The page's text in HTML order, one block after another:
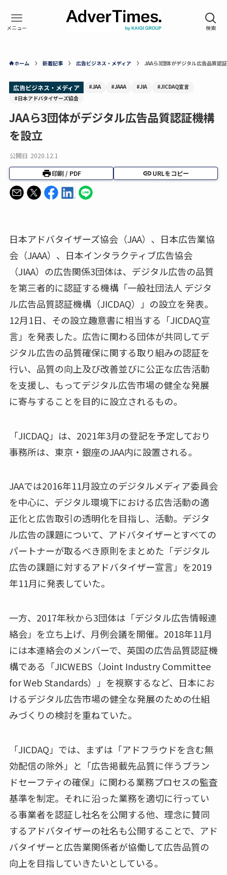
ホーム 新着記事 広告ビジネス・メディア JAAら3団体がデジタル広告品質認
広告ビジネス・メディア #JAA #JAAA #JIA
#JICDAQ宣言
#日本アドバタイザーズ協会
JAAら3団体がデジタル広告品質認証機構
を設立
公開日 2020.12.1
印刷 / PDF URLをコピー
日本アドバタイザーズ協会（JAA）、日本広告業協
会（JAAA）、日本インタラクティブ広告協会
（JIAA）の広告関係3団体は、デジタル広告の品質
を第三者的に認証する機構「一般社団法人 デジタ
ル広告品質認証機構（JICDAQ）」の設立を発表。
12月1日、その設立趣意書に相当する「JICDAQ宣
言」を発表した。広告に関わる団体が共同してデ
ジタル広告の品質確保に関する取り組みの認証を
行い、品質の向上及び改善並びに公正な広告活動
を支援し、もってデジタル広告市場の健全な発展
に寄与することを目的に設立されるもの。
「JICDAQ」は、2021年3月の登記を予定しており
事務所は、東京・銀座のJAA内に設置される。
JAAでは2016年11月設立のデジタルメディア委員会
を中心に、デジタル環境下における広告活動の適
正化と広告取引の透明化を目指し、活動。デジタ
ル広告の課題について、アドバタイザーとすべての
パートナーが取るべき原則をまとめた「デジタル
広告の課題に対するアドバタイザー宣言」を2019
年11月に発表していた。
一方、2017年秋から3団体は「デジタル広告情報連
絡会」を立ち上げ、月例会議を開催。2018年11月
には本連絡会のメンバーで、英国の広告品質認証機
構である「JICWEBS（Joint Industry Committee
for Web Standards）」を視察するなど、日本にお
けるデジタル広告市場の健全な発展のための仕組
みづくりの検討を重ねていた。
「JICDAQ」では、まずは「アドフラウドを含む無
効配信の除外」と「広告掲載先品質に伴うブラン
ドセーフティの確保」に関わる業務プロセスの監査
基準を制定。それに沿った業務を適切に行ってい
る事業者を認証し社名を公開する他、理念に賛同
するアドバタイザーの社名も公開することで、アド
バタイザーと広告業関係者が協働して広告品質の
向上を目指していきたいとしている。